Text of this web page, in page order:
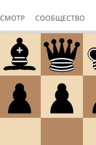
СООБЩЕСТВО